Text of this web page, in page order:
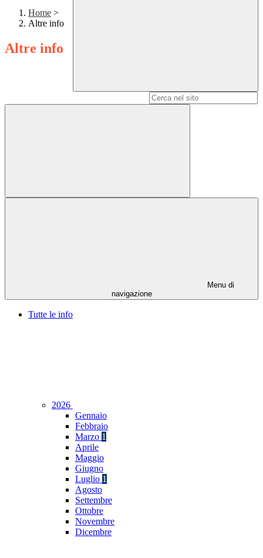
Home >
Altre info
Altre info
Menu di
navigazione
Tutte le info
2026
Gennaio
Febbraio
Marzo 1
Aprile
Maggio
Giugno
Luglio 1
Agosto
Settembre
Ottobre
Novembre
Dicembre